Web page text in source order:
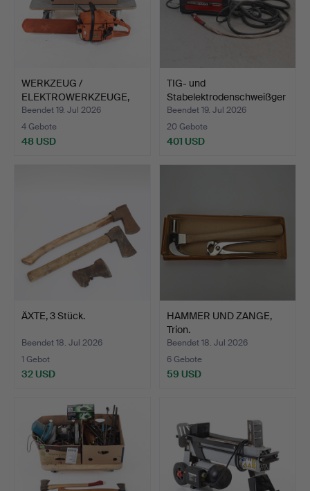
WERKZEUG /
ELEKTROWERKZEUGE,
ein Posten u.…
Beendet 19. Jul 2026
4 Gebote
48 USD
TIG- und
Stabelektrodenschweißger
ät Lincol…
Beendet 19. Jul 2026
20 Gebote
401 USD
ÄXTE, 3 Stück.
Beendet 18. Jul 2026
1 Gebot
32 USD
HAMMER UND ZANGE,
Trion.
Beendet 18. Jul 2026
6 Gebote
59 USD